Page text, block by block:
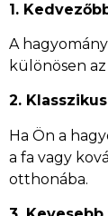
1.
A
különösen
2.
Ha Ön a
a fa vagy
otthonába.